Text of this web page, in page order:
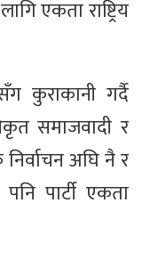
एकता राष्ट्रिय
कुराकानी गर्दै
समाजवादी र
अघि नै र
पार्टी एकता